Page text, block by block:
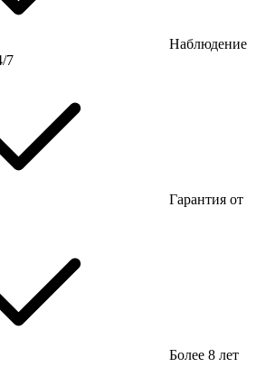
Наблюдение
7
Гарантия от
Более 8 лет